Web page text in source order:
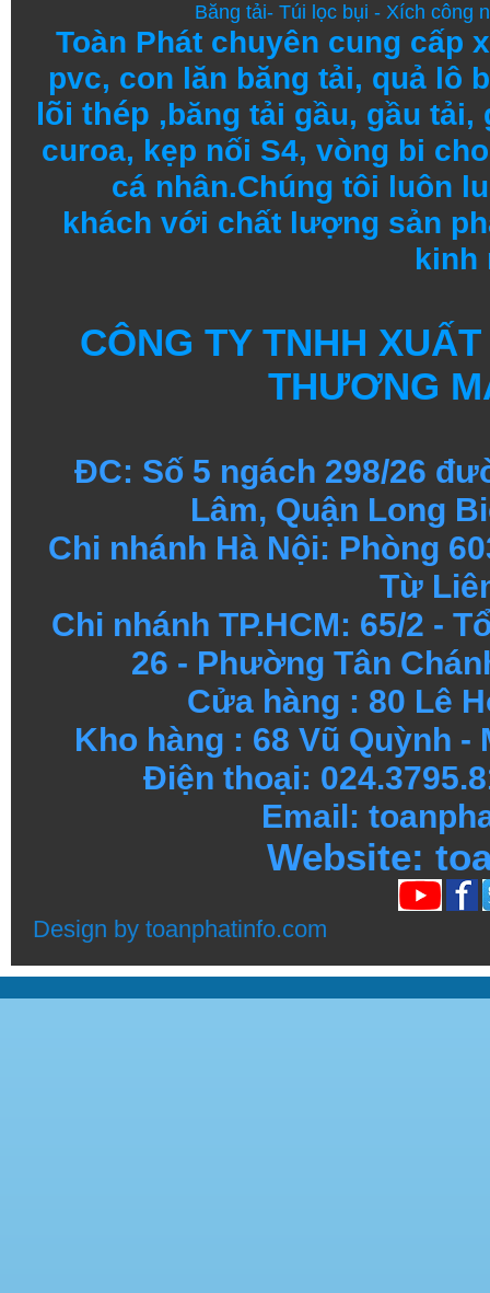
Băng tải- Túi lọc bụi - Xích công
Toàn Phát chuyên cung cấp
pvc, con lăn băng tải, quả lô
lõi thép ,băng tải gầu, gầu tải,
curoa, kẹp nối S4, vòng bi
cá nhân.Chúng tôi luôn
khách với chất lượng sản
kinh
CÔNG TY TNHH
THƯƠNG
ĐC: Số 5 ngách 298/26
Lâm, Quận Long
Chi nhánh Hà Nội: Phòng
Từ
Chi nhánh TP.HCM: 65/2 -
26 - Phường Tân
Cửa hàng : 80 Lê
Kho hàng : 68 Vũ Quỳnh -
Điện thoại:
Email:
Website:
Design by toanphatinfo.com